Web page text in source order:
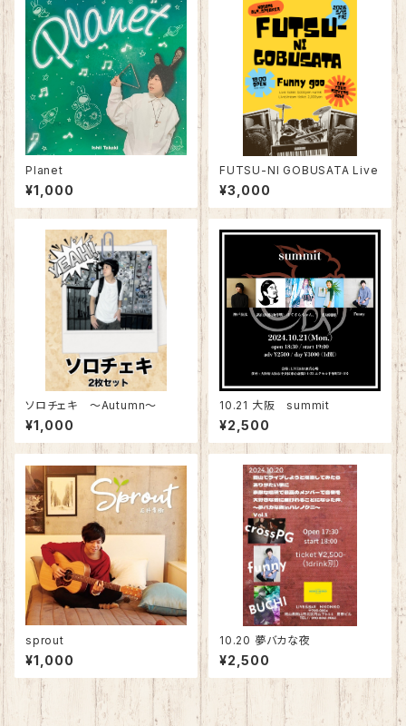
Planet
¥1,000
FUTSU-NI GOBUSATA Live
¥3,000
ソロチェキ 〜Autumn〜
¥1,000
10.21 大阪 summit
¥2,500
sprout
¥1,000
10.20 夢バカな夜
¥2,500